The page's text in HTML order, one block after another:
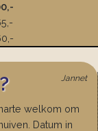
Jannet
welkom om
Datum in